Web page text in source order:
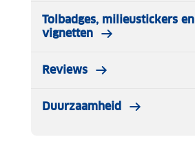
Tolbadges, milieustickers en
vignetten
Reviews
Duurzaamheid